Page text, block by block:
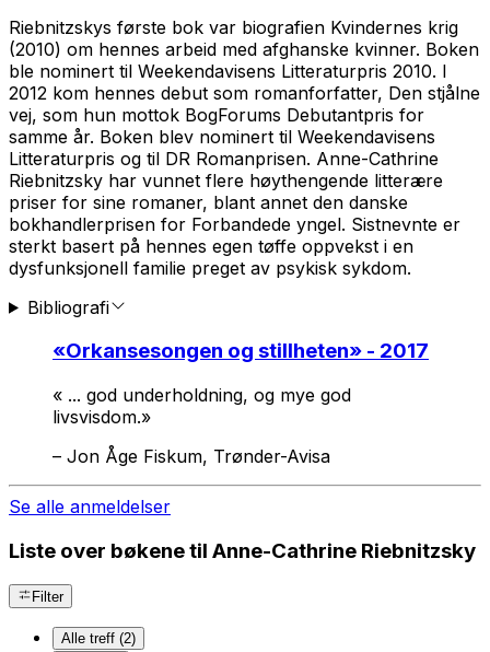
Riebnitzskys første bok var biografien Kvindernes krig
(2010) om hennes arbeid med afghanske kvinner. Boken
ble nominert til Weekendavisens Litteraturpris 2010. I
2012 kom hennes debut som romanforfatter, Den stjålne
vej, som hun mottok BogForums Debutantpris for
samme år. Boken blev nominert til Weekendavisens
Litteraturpris og til DR Romanprisen. Anne-Cathrine
Riebnitzsky har vunnet flere høythengende litterære
priser for sine romaner, blant annet den danske
bokhandlerprisen for Forbandede yngel. Sistnevnte er
sterkt basert på hennes egen tøffe oppvekst i en
dysfunksjonell familie preget av psykisk sykdom.
Bibliografi
«Orkansesongen og stillheten» - 2017
« ... god underholdning, og mye god
livsvisdom.»
– Jon Åge Fiskum, Trønder-Avisa
Se alle anmeldelser
Liste over bøkene til Anne-Cathrine Riebnitzsky
Filter
Alle treff (2)